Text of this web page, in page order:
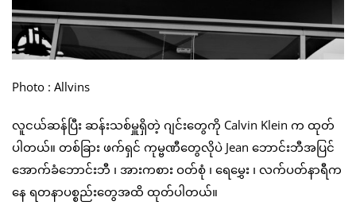
Photo : Allvins
လူငယ်ဆန်ပြီး ဆန်းသစ်မှူရှိတဲ့ ဂျင်းတွေကို Calvin Klein က ထုတ်
ပါတယ်။ တစ်ခြား ဖက်ရှင် ကုမ္ဗဏီတွေလိုပဲ Jean ဘောင်းဘီအပြင်
အောက်ခံဘောင်းဘီ ၊ အားကစား ဝတ်စုံ ၊ ရေမွှေး ၊ လက်ပတ်နာရီက
နေ ရတနာပစ္စည်းတွေအထိ ထုတ်ပါတယ်။